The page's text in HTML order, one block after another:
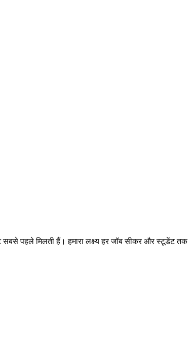
पहले मिलती हैं। हमारा लक्ष्य हर जॉब सीकर और स्टूडेंट तक